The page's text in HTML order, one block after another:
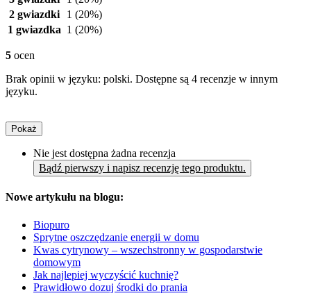
2 gwiazdki
1 (20%)
1 gwiazdka 1 (20%)
5 ocen
Brak opinii w języku: polski. Dostępne są 4 recenzje w innym
języku.
Pokaż
Nie jest dostępna żadna recenzja
Bądź pierwszy i napisz recenzję tego produktu.
Nowe artykułu na blogu:
Biopuro
Sprytne oszczędzanie energii w domu
Kwas cytrynowy – wszechstronny w gospodarstwie
domowym
Jak najlepiej wyczyścić kuchnię?
Prawidłowo dozuj środki do prania